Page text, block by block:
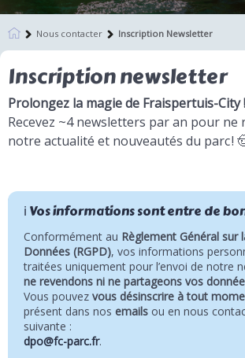
Nous contacter Inscription Newsletter
Inscription newsletter
Prolongez la magie de Fraispertuis-City
Recevez ~4 newsletters par an pour ne
notre actualité et nouveautés du parc !
ℹ️ Vos informations sont entre de
Conformément au Règlement Général sur
Données (RGPD), vos informations
traitées uniquement pour l’envoi de notre
ne revendons ni ne partageons vos
Vous pouvez vous désinscrire à tout
présent dans nos emails ou en nous
suivante :
dpo@fc-parc.fr.